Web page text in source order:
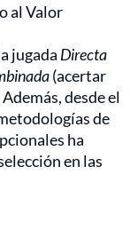
al Valor
jugada Directa
(acertar
desde el
de
ha
en las